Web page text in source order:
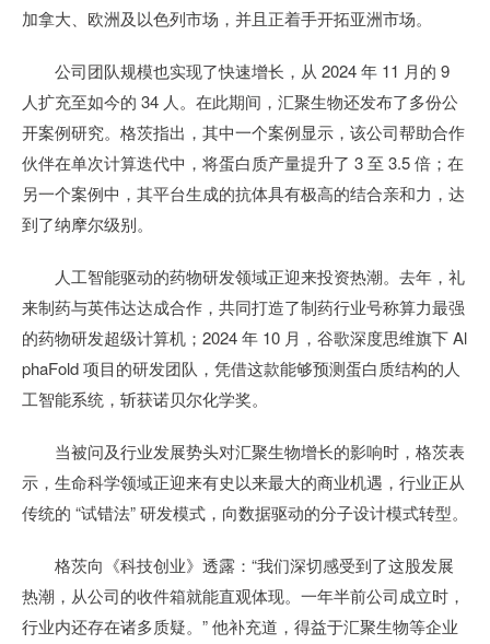
加拿大、欧洲及以色列市场，并且正着手开拓亚洲市场。
公司团队规模也实现了快速增长，从 2024 年 11 月的 9
人扩充至如今的 34 人。在此期间，汇聚生物还发布了多份公
开案例研究。格茨指出，其中一个案例显示，该公司帮助合作
伙伴在单次计算迭代中，将蛋白质产量提升了 3 至 3.5 倍；在
另一个案例中，其平台生成的抗体具有极高的结合亲和力，达
到了纳摩尔级别。
人工智能驱动的药物研发领域正迎来投资热潮。去年，礼
来制药与英伟达达成合作，共同打造了制药行业号称算力最强
的药物研发超级计算机；2024 年 10 月，谷歌深度思维旗下 Al
phaFold 项目的研发团队，凭借这款能够预测蛋白质结构的人
工智能系统，斩获诺贝尔化学奖。
当被问及行业发展势头对汇聚生物增长的影响时，格茨表
示，生命科学领域正迎来有史以来最大的商业机遇，行业正从
传统的 “试错法” 研发模式，向数据驱动的分子设计模式转型。
格茨向《科技创业》透露：“我们深切感受到了这股发展
热潮，从公司的收件箱就能直观体现。一年半前公司成立时，
行业内还存在诸多质疑。” 他补充道，得益于汇聚生物等企业